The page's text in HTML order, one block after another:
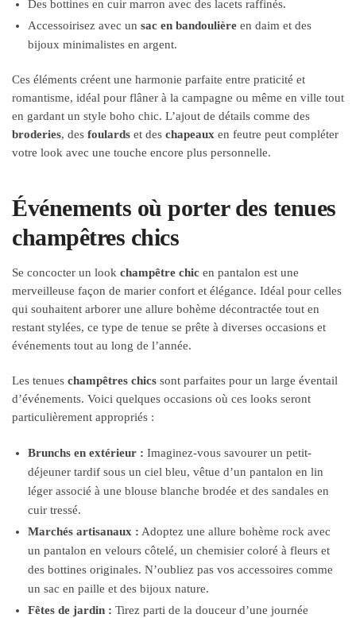
Des bottines en cuir marron avec des lacets raffinés.
Accessoirisez avec un sac en bandoulière en daim et des
bijoux minimalistes en argent.
Ces éléments créent une harmonie parfaite entre praticité et
romantisme, idéal pour flâner à la campagne ou même en ville tout
en gardant un style boho chic. L’ajout de détails comme des
broderies, des foulards et des chapeaux en feutre peut compléter
votre look avec une touche encore plus personnelle.
Événements où porter des tenues
champêtres chics
Se concocter un look champêtre chic en pantalon est une
merveilleuse façon de marier confort et élégance. Idéal pour celles
qui souhaitent arborer une allure bohème décontractée tout en
restant stylées, ce type de tenue se prête à diverses occasions et
événements tout au long de l’année.
Les tenues champêtres chics sont parfaites pour un large éventail
d’événements. Voici quelques occasions où ces looks seront
particulièrement appropriés :
Brunchs en extérieur : Imaginez-vous savourer un petit-
déjeuner tardif sous un ciel bleu, vêtue d’un pantalon en lin
léger associé à une blouse blanche brodée et des sandales en
cuir tressé.
Marchés artisanaux : Adoptez une allure bohème rock avec
un pantalon en velours côtelé, un chemisier coloré à fleurs et
des bottines originales. N’oubliez pas vos accessoires comme
un sac en paille et des bijoux nature.
Fêtes de jardin : Tirez parti de la douceur d’une journée